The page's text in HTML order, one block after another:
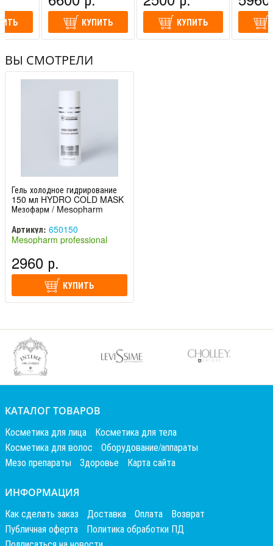
КУПИТЬ КУПИТЬ
ВЫ СМОТРЕЛИ
Гель холодное гидрирование
150 мл HYDRO COLD MASK
Мезофарм / Mesopharm
professional
Артикул: 650150
Mesopharm professional
2960 р.
КУПИТЬ
КАТАЛОГ ТОВАРОВ
Косметика для лица
Косметика для тела
Косметика для волос
Оборудование/аппараты
Мезо препараты
Здоровье Карта сайта
ИНФОРМАЦИЯ
Как сделать заказ Доставка Оплата
Возврат
Публичная оферта
Политика обработки ПД